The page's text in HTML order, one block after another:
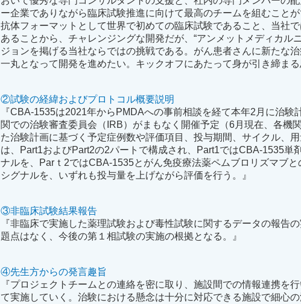
ー企業でありながら臨床試験推進に向けて最高のチームを組むこと
抗体フォーマットとして世界で初めての臨床試験であること、当社
あることから、チャレンジングな開発だが、“アンメットメディカル
ジョンを掲げる当社ならではの挑戦である。がん患者さんに新たな
一丸となって開発を進めたい。キックオフにあたって身が引き締まる
②試験の経緯およびプロトコル概要説明
『CBA-1535は2021年からPMDAへの事前相談を経て本年2月に治験
関での治験審査委員会（IRB）がまもなく開催予定（6月現在、各機
た治験計画に基づく予定症例数や評価項目、投与期間、サイクル、
は、Part1およびPart2の2パートで構成され、Part1ではCBA-1535単
ナルを、Parｔ2ではCBA-1535とがん免疫療法薬ペムブロリズマブ
シグナルを、いずれも投与量を上げながら評価を行う。』
③非臨床試験結果報告
『非臨床で実施した薬理試験および毒性試験に関するデータの報告
題点はなく、今後の第１相試験の実施の根拠となる。』
④先生方からの発言趣旨
『プロジェクトチームとの連絡を密に取り、施設間での情報連携を
て実施していく。治験における懸念は十分に対応できる施設で細心